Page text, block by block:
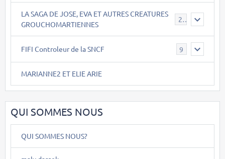
LA SAGA DE JOSE, EVA ET AUTRES CREATURES
GROUCHOMARTIENNES
26
FIFI Controleur de la SNCF 9
MARIANNE2 ET ELIE ARIE
QUI SOMMES NOUS
QUI SOMMES NOUS?